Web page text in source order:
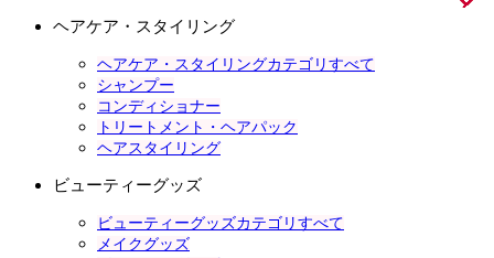
ヘアケア・スタイリング
ヘアケア・スタイリングカテゴリすべて
シャンプー
コンディショナー
トリートメント・ヘアパック
ヘアスタイリング
ビューティーグッズ
ビューティーグッズカテゴリすべて
メイクグッズ